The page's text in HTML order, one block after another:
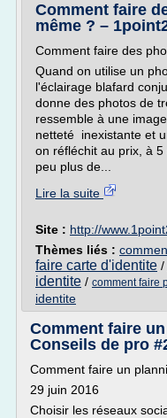
Comment faire
même ? –
Comment faire des
Quand on utilise un
l'éclairage blafard
donne des photos de
ressemble à une
netteté inexistante et
on réfléchit au prix, à
peu plus de...
Lire la suite
Site : http://
Thèmes liés :
faire carte d'identite /
identite / comment faire
identite
Comment faire
Conseils de pro
Comment faire un
29 juin 2016
Choisir les réseaux